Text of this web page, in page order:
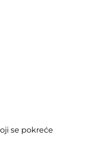
se pokreće